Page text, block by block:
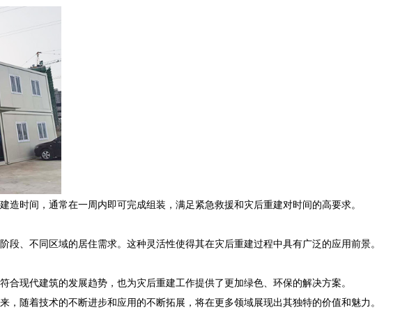
时间，通常在一周内即可完成组装，满足紧急救援和灾后重建对时间的高要求。
、不同区域的居住需求。这种灵活性使得其在灾后重建过程中具有广泛的应用前景。
现代建筑的发展趋势，也为灾后重建工作提供了更加绿色、环保的解决方案。
随着技术的不断进步和应用的不断拓展，将在更多领域展现出其独特的价值和魅力。